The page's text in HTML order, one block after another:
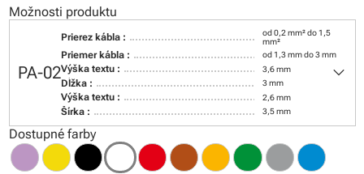
Možnosti produktu
PA-02
Prierez kábla :
od 0,2 mm² do 1,5
mm²
Priemer kábla : od 1,3 mm do 3 mm
Výška textu : 3,6 mm
Dĺžka : 3 mm
Výška textu : 2,6 mm
Šírka : 3,5 mm
keyboard_arrow_down
Dostupné farby